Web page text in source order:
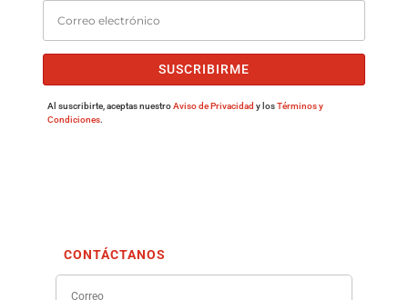
SUSCRIBIRME
Al suscribirte, aceptas nuestroAviso de Privacidad y losTérminos y
Condiciones.
CONTÁCTANOS